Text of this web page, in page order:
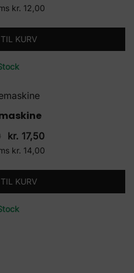
oprindelige
var:
kr. 18,00.kr. 15,00.
kr. 12,00
KURV
Den
oprindelige
var:
kr. 21,00.
kr. 17,50Den
aktuelle
kr. 17,50.
kr. 14,00
KURV